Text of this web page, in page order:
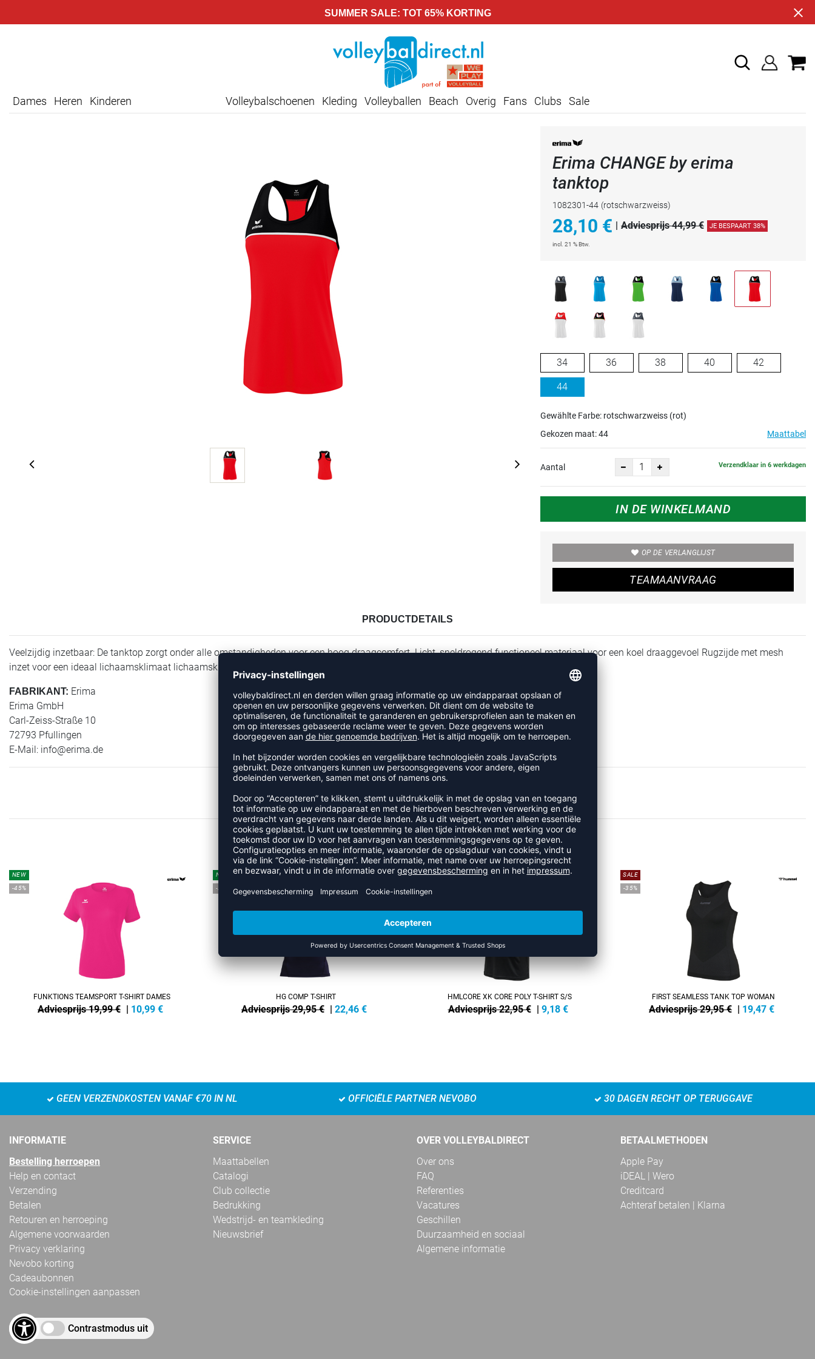
SUMMER SALE: TOT 65% KORTING
Dames Heren Kinderen Volleybalschoenen Kleding Volleyballen Beach Overig Fans Clubs Sale
Erima CHANGE by erima
tanktop
1082301-44 (rotschwarzweiss)
28,10 € Adviesprijs 44,99 € JE BESPAART 38%
incl. 21 % Btw.
34 36 38 40 42
44
Gewählte Farbe: rotschwarzweiss (rot)
Gekozen maat:44 Maattabel
Aantal Verzendklaar in 6 werkdagen
IN DE WINKELMAND
OP DE VERLANGLIJST
TEAMAANVRAAG
PRODUCTDETAILS
Veelzijdig inzetbaar: De tanktop zorgt onder alle omstandigheden voor een hoog draagcomfort. Licht, sneldrogend functioneel materiaal voor een koel draaggevoel Rugzijde met mesh
inzet voor een ideaal lichaamsklimaat lichaamsklimaat Ondoorzichtig Getailleerd model
FABRIKANT: Erima
Erima GmbH
Carl-Zeiss-Straße 10
72793 Pfullingen
E-Mail: info@erima.de
RECENT BEKEKEN
MEER UIT DE CATEGORIE T-SHIRTS
NEW
-45%
FUNKTIONS TEAMSPORT T-SHIRT DAMES
Adviesprijs 19,99 € | 10,99 €
NEW
-25%
HG COMP T-SHIRT
Adviesprijs 29,95 € | 22,46 €
SALE
HMLCORE XK CORE POLY T-SHIRT S/S
Adviesprijs 22,95 € | 9,18 €
SALE
-35%
FIRST SEAMLESS TANK TOP WOMAN
Adviesprijs 29,95 € | 19,47 €
GEEN VERZENDKOSTEN VANAF €70 IN NL OFFICIËLE PARTNER NEVOBO 30 DAGEN RECHT OP TERUGGAVE
INFORMATIE
Bestelling herroepen
Help en contact
Verzending
Betalen
Retouren en herroeping
Algemene voorwaarden
Privacy verklaring
Nevobo korting
Cadeaubonnen
Cookie-instellingen aanpassen
Contrastmodus uit
SERVICE
Maattabellen
Catalogi
Club collectie
Bedrukking
Wedstrijd- en teamkleding
Nieuwsbrief
OVER VOLLEYBALDIRECT
Over ons
FAQ
Referenties
Vacatures
Geschillen
Duurzaamheid en sociaal
Algemene informatie
BETAALMETHODEN
Apple Pay
iDEAL | Wero
Creditcard
Achteraf betalen | Klarna